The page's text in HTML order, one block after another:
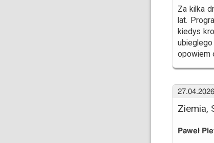
Za kilka
lat.
kiedys
opowiem
27.04.2026
Ziemia,
Paweł